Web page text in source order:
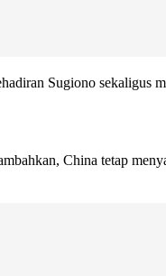
Sugiono sekaligus
China tetap